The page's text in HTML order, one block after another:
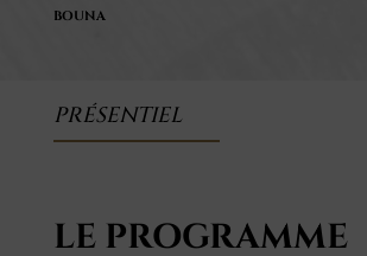
BOUNA
PRÉSENTIEL
LE PROGRAMME